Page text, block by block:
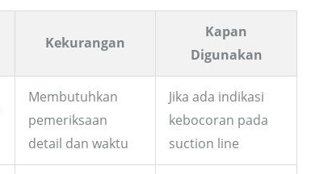
Kekurangan
Kapan
Digunakan
Membutuhkan
pemeriksaan
detail dan waktu
Jika ada indikasi
kebocoran pada
suction line